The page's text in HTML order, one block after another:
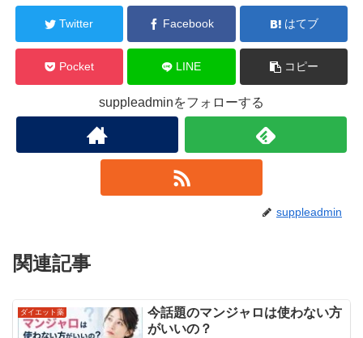
Twitter Facebook はてブ
Pocket LINE コピー
suppleadminをフォローする
suppleadmin
関連記事
ダイエット薬
今話題のマンジャロは使わない方
がいいの？